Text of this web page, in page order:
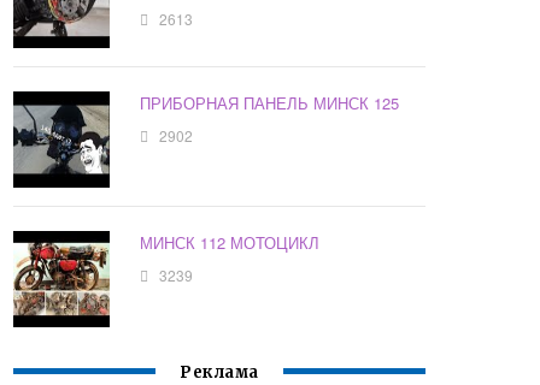
2613
ПРИБОРНАЯ ПАНЕЛЬ МИНСК 125
2902
МИНСК 112 МОТОЦИКЛ
3239
Реклама